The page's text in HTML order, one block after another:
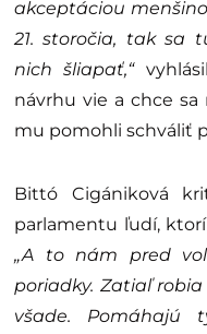
akceptáciou
21. storočia, tak sa
nich šliapať,“
návrhu vie a chce
mu pomohli schváliť
Bittó Cigániková
parlamentu ľudí,
„A to nám pred
poriadky. Zatiaľ
všade. Pomáhajú